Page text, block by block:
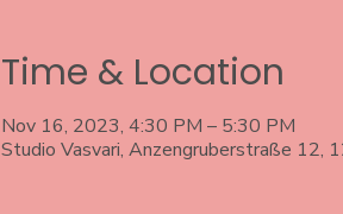
Time & Location
Nov 16, 2023, 4:30 PM – 5:30 PM
Studio Vasvari, Anzengruberstraße 12,